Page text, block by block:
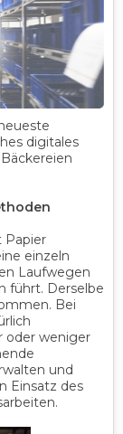
digitales
Papier
einzeln
Laufwegen
führt. Derselbe
Bei
oder weniger
und
Einsatz des